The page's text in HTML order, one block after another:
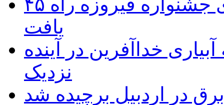
یافت
خداآفرین در آینده
نزدیک